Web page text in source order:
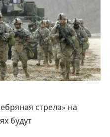
стрела» на
будут